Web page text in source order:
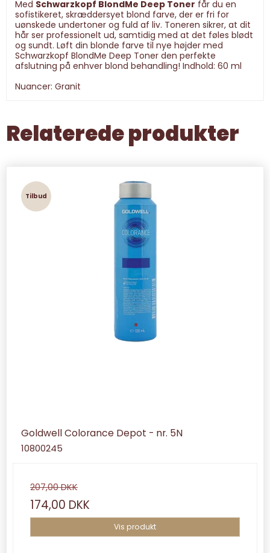
Med Schwarzkopf BlondMe Deep Toner får du en
sofistikeret, skræddersyet blond farve, der er fri for
uønskede undertoner og fuld af liv. Toneren sikrer, at dit
hår ser professionelt ud, samtidig med at det føles blødt
og sundt. Løft din blonde farve til nye højder med
Schwarzkopf BlondMe Deep Toner den perfekte
afslutning på enhver blond behandling! Indhold: 60 ml
Nuancer: Granit
Relaterede produkter
Tilbud
Goldwell Colorance Depot - nr. 5N
10800245
207,00 DKK
174,00 DKK
Vis produkt